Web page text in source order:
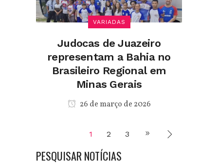
VARIADAS
Judocas de Juazeiro
representam a Bahia no
Brasileiro Regional em
Minas Gerais
26 de março de 2026
1 2 3
PESQUISAR NOTÍCIAS